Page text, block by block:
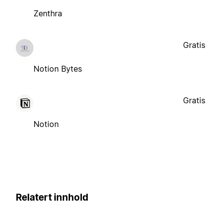
Zenthra
Notion Bytes
Gratis
Notion
Gratis
Relatert innhold